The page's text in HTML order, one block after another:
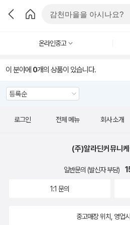
온라인중고
이 분야에 0개의 상품이 있습니다.
로그인 전체 메뉴 회사 소개
(주)알라딘커뮤니
일반문의 (발신자 부담)
1:1 문의
중고매장 위치, 영업